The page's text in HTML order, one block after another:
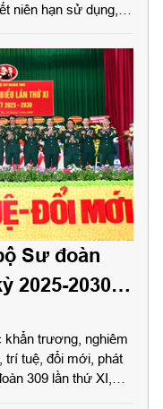
niên hạn sử dụng,
lệnh Quân khu 7
Sư đoàn
2025-2030
khẩn trương, nghiêm
trí tuệ, đổi mới, phát
309 lần thứ XI,